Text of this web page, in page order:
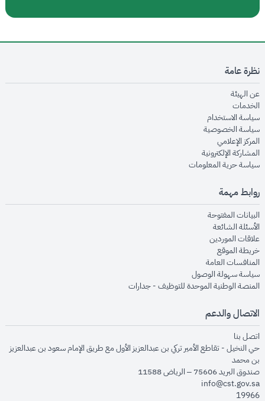
نظرة عامة
عن الهيئةopens in new window
الخدماتopens in new window
سياسة الاستخدام
سياسة الخصوصيةopens in new window
المركز الإعلاميopens in new window
المشاركة الإلكترونيةopens in new window
سياسة حرية المعلوماتopens in new window
روابط مهمة
البيانات المفتوحةopens in new window
الأسئلة الشائعةopens in new window
علاقات الموردينopens in new window
خريطة الموقعopens in new window
المنافسات العامةopens in new window
سياسة سهولة الوصولopens in new window
المنصة الوطنية الموحدة للتوظيف - جداراتopens in new window
الاتصال والدعم
اتصل بنا
حي النخيل - تقاطع الأمير تركي بن عبدالعزيز الأول مع طريق الإمام سعود بن عبدالعزيز
بن محمد
صندوق البريد 75606 – الرياض 11588
info@cst.gov.sa
19966